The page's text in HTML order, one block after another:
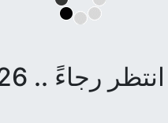
انتظر رجاءً .. 26